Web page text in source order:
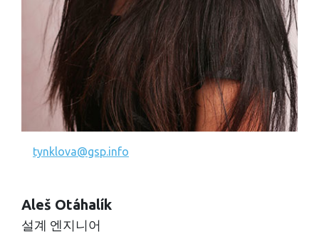
tynklova@gsp.info
Aleš Otáhalík
설계 엔지니어